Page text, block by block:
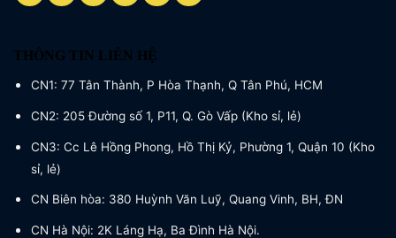
THÔNG TIN LIÊN HỆ
CN1: 77 Tân Thành, P Hòa Thạnh, Q Tân Phú, HCM
CN2: 205 Đường số 1, P11, Q. Gò Vấp (Kho sỉ, lẻ)
CN3: Cc Lê Hồng Phong, Hồ Thị Kỷ, Phường 1, Quận 10 (Kho
sỉ, lẻ)
CN Biên hòa: 380 Huỳnh Văn Luỹ, Quang Vinh, BH, ĐN
CN Hà Nội: 2K Láng Hạ, Ba Đình Hà Nội.